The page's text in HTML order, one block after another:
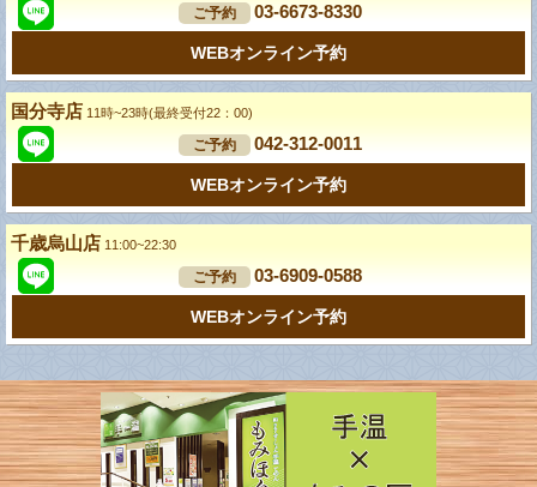
ご予約 03-6673-8330
WEBオンライン予約
国分寺店 11時~23時(最終受付22：00)
ご予約 042-312-0011
WEBオンライン予約
千歳烏山店 11:00~22:30
ご予約 03-6909-0588
WEBオンライン予約